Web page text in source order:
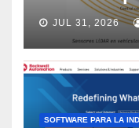
los
Market
JUL 31, 2026
SOFTWARE PARA LA